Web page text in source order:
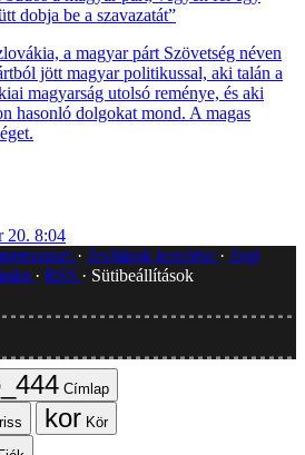
dobja be a szavazatát”
a magyar párt Szövetség néven
jött magyar politikussal, aki talán a
magyarság utolsó reménye, és aki
hasonló dolgokat mond. A magas
20. 8:04
Javítások kezelése
Jogi
RSS
Sütibeállítások
Címlap
Kör